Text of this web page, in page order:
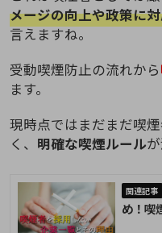
メージの向上や政策に
言えますね。
受動喫煙防止の流れから
ます。
現時点ではまだまだ喫
く、 明確な喫煙ルール
め！喫